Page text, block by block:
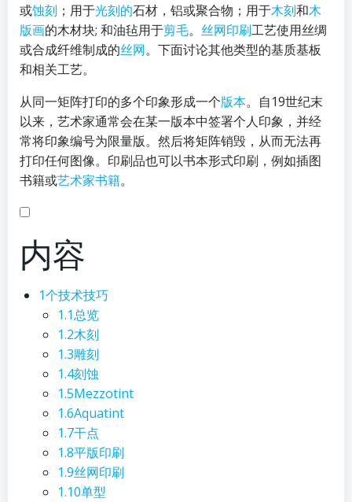
或蚀刻 ；用于光刻的石材，铝或聚合物；用于木刻和木
版画的木材块; 和油毡用于剪毛。 丝网印刷工艺使用丝绸
或合成纤维制成的丝网。下面讨论其他类型的基质基板
和相关工艺。
从同一矩阵打印的多个印象形成一个版本。自19世纪末
以来，艺术家通常会在某一版本中签署个人印象，并经
常将印象编号为限量版。然后将矩阵销毁，从而无法再
打印任何图像。印刷品也可以书本形式印刷，例如插图
书籍或艺术家书籍。
内容
1个技术技巧
1.1总览
1.2木刻
1.3雕刻
1.4刻蚀
1.5Mezzotint
1.6Aquatint
1.7干点
1.8平版印刷
1.9丝网印刷
1.10单型